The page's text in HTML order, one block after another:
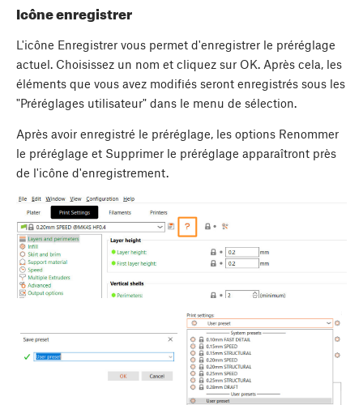
Icône enregistrer
L'icône Enregistrer vous permet d'enregistrer le préréglage
actuel. Choisissez un nom et cliquez sur OK. Après cela, les
éléments que vous avez modifiés seront enregistrés sous les
"Préréglages utilisateur" dans le menu de sélection.
Après avoir enregistré le préréglage, les options Renommer
le préréglage et Supprimer le préréglage apparaîtront près
de l'icône d'enregistrement.